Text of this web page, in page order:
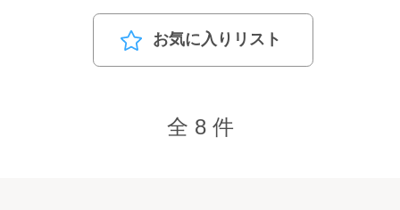
お気に入りリスト
全 8 件